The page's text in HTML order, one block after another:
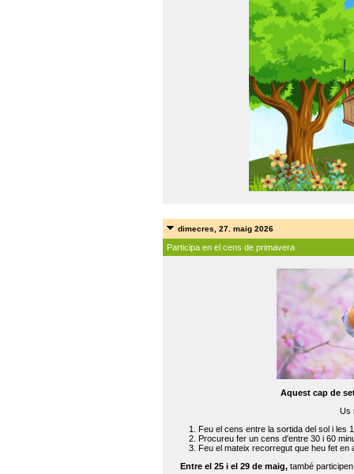
dimecres, 27. maig 2026
Participa en el cens de primavera
Aquest cap de
Us
Feu el cens entre la sortida del sol i les
Procureu fer un cens d'entre 30 i 60
Feu el mateix recorregut que heu fet en
Entre el 25 i el 29 de maig, també